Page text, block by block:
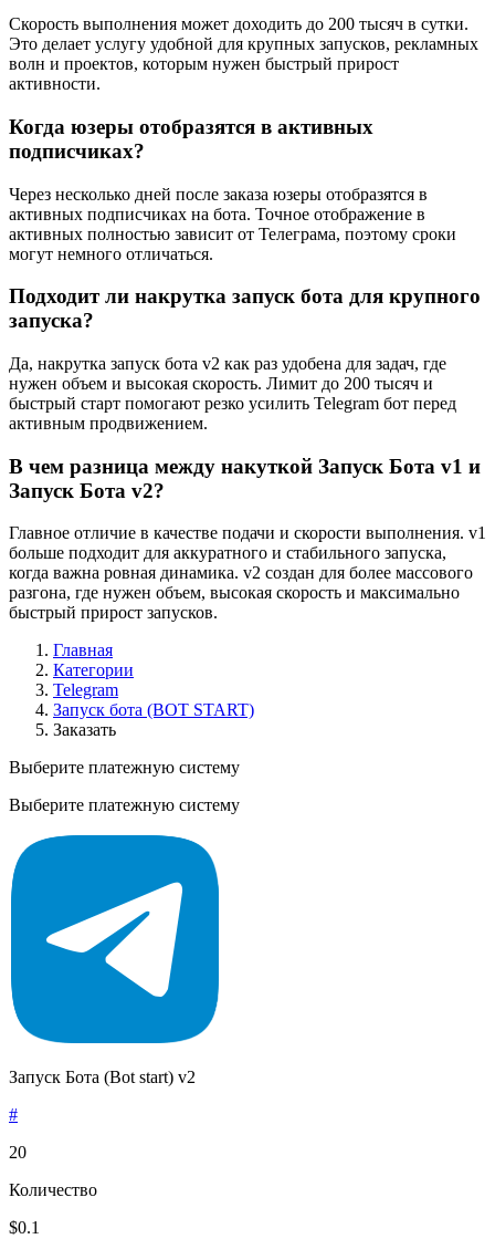
Скорость выполнения может доходить до 200 тысяч в сутки.
Это делает услугу удобной для крупных запусков, рекламных
волн и проектов, которым нужен быстрый прирост
активности.
Когда юзеры отобразятся в активных
подписчиках?
Через несколько дней после заказа юзеры отобразятся в
активных подписчиках на бота. Точное отображение в
активных полностью зависит от Телеграма, поэтому сроки
могут немного отличаться.
Подходит ли накрутка запуск бота для крупного
запуска?
Да, накрутка запуск бота v2 как раз удобена для задач, где
нужен объем и высокая скорость. Лимит до 200 тысяч и
быстрый старт помогают резко усилить Telegram бот перед
активным продвижением.
В чем разница между накуткой Запуск Бота v1 и
Запуск Бота v2?
Главное отличие в качестве подачи и скорости выполнения. v1
больше подходит для аккуратного и стабильного запуска,
когда важна ровная динамика. v2 создан для более массового
разгона, где нужен объем, высокая скорость и максимально
быстрый прирост запусков.
Главная
Категории
Telegram
Запуск бота (BOT START)
Заказать
Выберите платежную систему
Выберите платежную систему
Запуск Бота (Bot start) v2
#
20
Количество
$0.1